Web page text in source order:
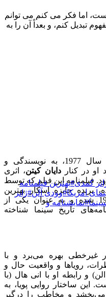
اما فکر می کنم می توانم
تبدیل کنم، و بعداً آن را به
، کمدی رمانتیک محصول سال 1977، به نویسندگی و
او در کناردایان کیتن، اثری
فیلمنامه این فیلم که توسط
برنده جایزه اسکار بهترین
فیلمنامه غیراقتباسی در سال 1978 شده و به عنوان یکی از
تاریخ سینما شناخته
غیرخطی بهره می‌برد و با
رویاها و واقعیت حال و
و رابطه او با انی هال (با
این ساختار روایی پویا، به
و مخاطب را درگیر
کمدی#بهترین فیلمنامه
امریکا#وودی آلن#ژانر
#نمایشنامه و